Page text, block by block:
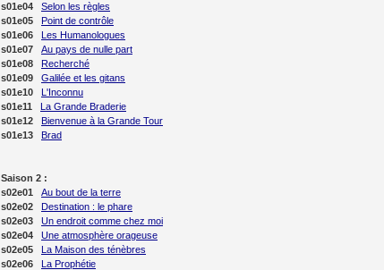
s01e04
Selon les règles
s01e05
Point de contrôle
s01e06
Les Humanologues
s01e07
Au pays de nulle part
s01e08
Recherché
s01e09
Galilée et les gitans
s01e10
L'Inconnu
s01e11
La Grande Braderie
s01e12
Bienvenue à la Grande Tour
s01e13
Brad
Saison 2 :
s02e01
Au bout de la terre
s02e02
Destination : le phare
s02e03
Un endroit comme chez moi
s02e04
Une atmosphère orageuse
s02e05
La Maison des ténèbres
s02e06
La Prophétie